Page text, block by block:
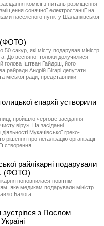
комісії з питань розміщення
сонячної електростанції на
населеного пункту Шаланківської
(ФОТО)
50 сакур, які місту подарував міністр
До весняної толоки долучилися
голова Іштван Гайдош, його
райради Андрій Бігарі депутати
міської ради, представники
єпархії устворили
пройшло чергове засідання
віру». На засіданні
Мукачівської греко-
про легалізацію організації
створення.
райлікарні подарували
(ФОТО)
поповнилася новітнім
яке медикам подарували міністр
Балога.
зустрівся з Послом